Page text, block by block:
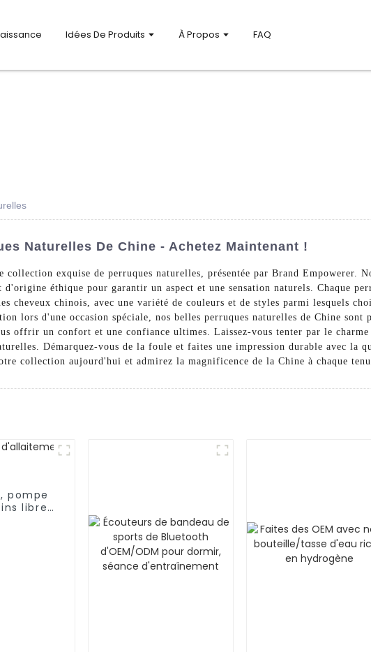
Idées De Produits À Propos FAQ
Naturelles De Chine - Achetez Maintenant !
collection exquise de perruques naturelles, présentée par Brand Empowerer.
éthique pour garantir un aspect et une sensation naturels. Chaque
cheveux chinois, avec une variété de couleurs et de styles parmi lesquels
lors d'une occasion spéciale, nos belles perruques naturelles de Chine sont
offrir un confort et une confiance ultimes. Laissez-vous tenter par le charme
Démarquez-vous de la foule et faites une impression durable avec la
collection aujourd'hui et admirez la magnificence de la Chine à chaque
pompe
libres